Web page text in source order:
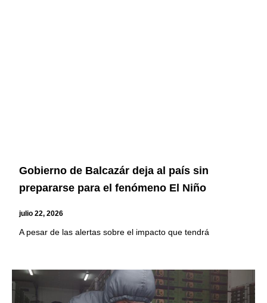
Gobierno de Balcazár deja al país sin
prepararse para el fenómeno El Niño
julio 22, 2026
A pesar de las alertas sobre el impacto que tendrá